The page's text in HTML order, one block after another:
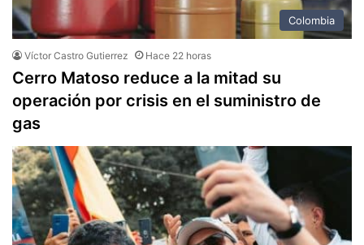
Colombia
Víctor Castro Gutierrez Hace 22 horas
Cerro Matoso reduce a la mitad su
operación por crisis en el suministro de
gas